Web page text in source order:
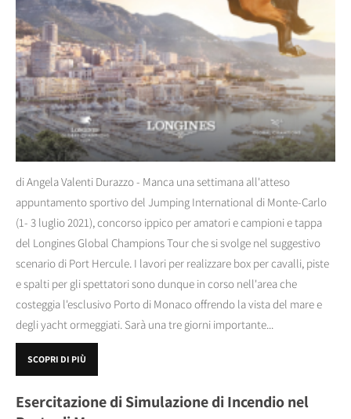
di Angela Valenti Durazzo - Manca una settimana all'atteso
appuntamento sportivo del Jumping International di Monte-Carlo
(1- 3 luglio 2021), concorso ippico per amatori e campioni e tappa
del Longines Global Champions Tour che si svolge nel suggestivo
scenario di Port Hercule. I lavori per realizzare box per cavalli, piste
e spalti per gli spettatori sono dunque in corso nell'area che
costeggia l'esclusivo Porto di Monaco offrendo la vista del mare e
degli yacht ormeggiati. Sarà una tre giorni importante...
SCOPRI DI PIÙ
Esercitazione di Simulazione di Incendio nel